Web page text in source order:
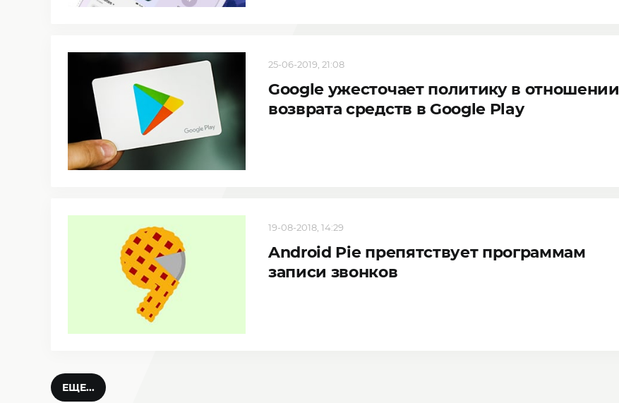
25-06-2019, 21:08
Google ужесточает политику в отношении
возврата средств в Google Play
19-08-2018, 14:29
Android Pie препятствует программам
записи звонков
ЕЩЕ...